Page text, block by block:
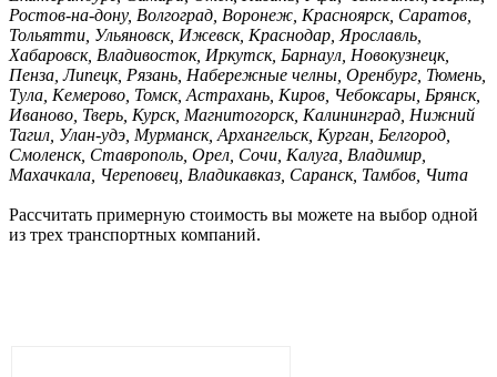
Ростов-на-дону, Волгоград, Воронеж, Красноярск, Саратов,
Тольятти, Ульяновск, Ижевск, Краснодар, Ярославль,
Хабаровск, Владивосток, Иркутск, Барнаул, Новокузнецк,
Пенза, Липецк, Рязань, Набережные челны, Оренбург, Тюмень,
Тула, Кемерово, Томск, Астрахань, Киров, Чебоксары, Брянск,
Иваново, Тверь, Курск, Магнитогорск, Калининград, Нижний
Тагил, Улан-удэ, Мурманск, Архангельск, Курган, Белгород,
Смоленск, Ставрополь, Орел, Сочи, Калуга, Владимир,
Махачкала, Череповец, Владикавказ, Саранск, Тамбов, Чита
Рассчитать примерную стоимость вы можете на выбор одной
из трех транспортных компаний.